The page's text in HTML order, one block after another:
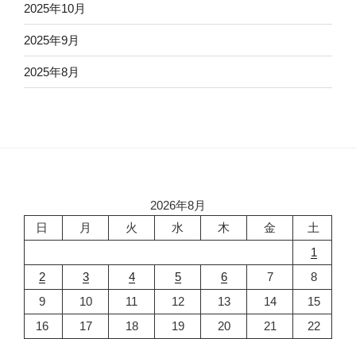
2025年10月
2025年9月
2025年8月
2026年8月
日
月 火 水 木 金
土
1
2
3 4 5 6 7
8
9
10 11 12 13 14
15
16
17 18 19 20 21 22